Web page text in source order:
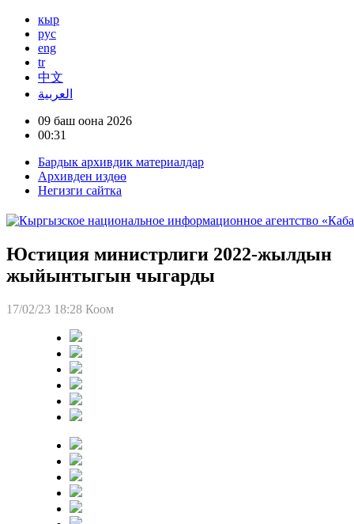
кыр
рус
eng
tr
中文
العربية
09 баш оона 2026
00:31
Бардык архивдик материалдар
Архивден издөө
Негизги сайтка
Юстиция министрлиги 2022-жылдын
жыйынтыгын чыгарды
17/02/23 18:28 Коом